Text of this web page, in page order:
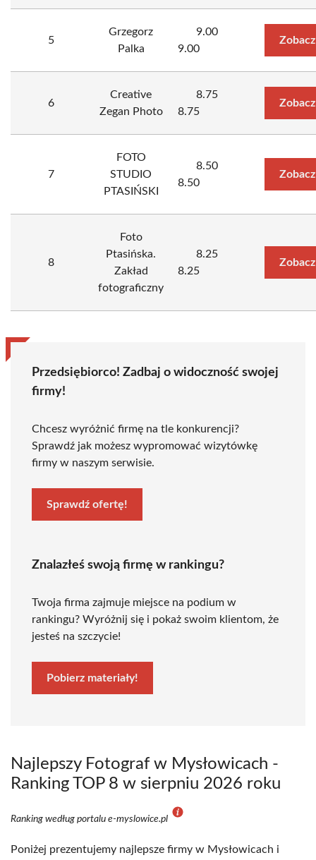
5
Grzegorz
Palka
9.00
9.00
6
Creative
Zegan Photo
8.75
8.75
7
FOTO
STUDIO
PTASIŃSKI
8.50
8.50
8
Foto
Ptasińska.
Zakład
fotograficzny
8.25
8.25
Przedsiębiorco! Zadbaj o widoczność swojej
firmy!
Chcesz wyróżnić firmę na tle konkurencji?
Sprawdź jak możesz wypromować wizytówkę
firmy w naszym serwisie.
Sprawdź ofertę!
Znalazłeś swoją firmę w rankingu?
Twoja firma zajmuje miejsce na podium w
rankingu? Wyróżnij się i pokaż swoim klientom, że
jesteś na szczycie!
Pobierz materiały!
Najlepszy Fotograf w Mysłowicach -
Ranking TOP 8 w sierpniu 2026 roku
Ranking według portalu e-myslowice.pl
Poniżej prezentujemy najlepsze firmy w Mysłowicach i